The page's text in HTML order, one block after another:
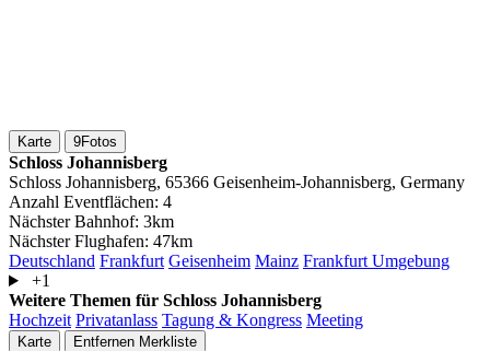
Karte 9Fotos
Schloss Johannisberg
Schloss Johannisberg, 65366 Geisenheim-Johannisberg, Germany
Anzahl Eventflächen: 4
Nächster Bahnhof: 3km
Nächster Flughafen: 47km
Deutschland Frankfurt Geisenheim Mainz Frankfurt Umgebung
+1
Weitere Themen für Schloss Johannisberg
Hochzeit Privatanlass Tagung & Kongress Meeting
Karte Entfernen Merkliste